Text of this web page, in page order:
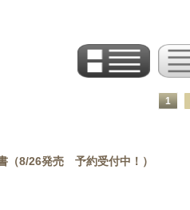
1
（8/26発売 予約受付中！）